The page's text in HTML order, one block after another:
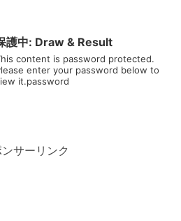
護中: Draw & Result
content is password protected.
enter your password below to
it.password
サーリンク